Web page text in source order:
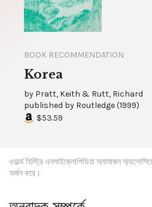
BOOK RECOMMENDATION
Korea
by Pratt, Keith & Rutt, Richard
published by Routledge(1999)
$53.59
ওয়ার্ল্ড হিস্ট্রি এনসাইক্লোপিডিয়া অ্যামাজন
অর্জন করে।